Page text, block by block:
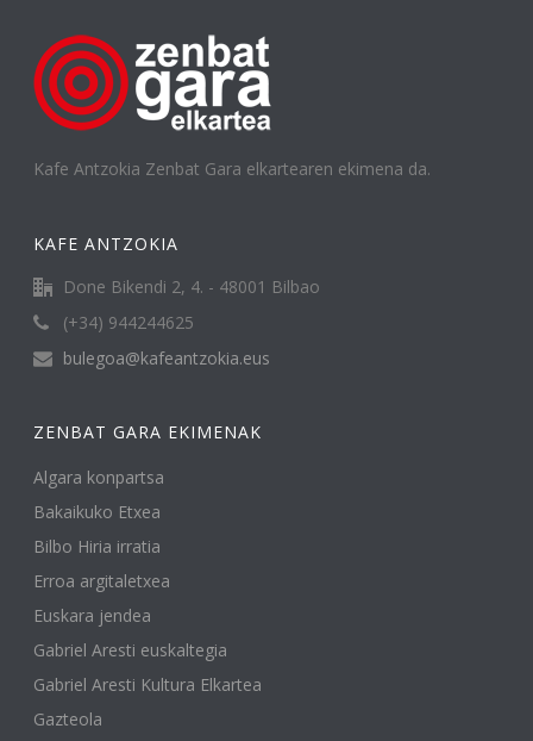
Kafe Antzokia Zenbat Gara elkartearen ekimena da.
KAFE ANTZOKIA
Done Bikendi 2, 4. - 48001 Bilbao
(+34) 944244625
bulegoa@kafeantzokia.eus
ZENBAT GARA EKIMENAK
Algara konpartsa
Bakaikuko Etxea
Bilbo Hiria irratia
Erroa argitaletxea
Euskara jendea
Gabriel Aresti euskaltegia
Gabriel Aresti Kultura Elkartea
Gazteola